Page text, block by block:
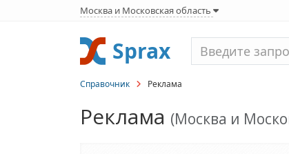
Москва и Московская область
Sprax
Справочник Реклама
Реклама (Москва и